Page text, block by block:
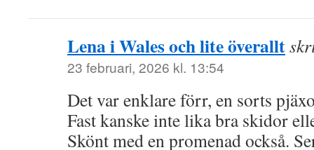
Lena i Wales och lite överallt
23 februari, 2026 kl. 13:54
Det var enklare förr, en sorts
Fast kanske inte lika bra skidor
Skönt med en promenad också.